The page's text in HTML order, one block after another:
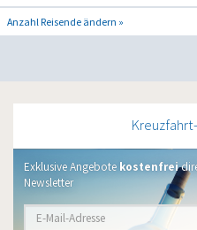
Anzahl Reisende ändern »
Exklusive Angebote kostenfrei
Newsletter